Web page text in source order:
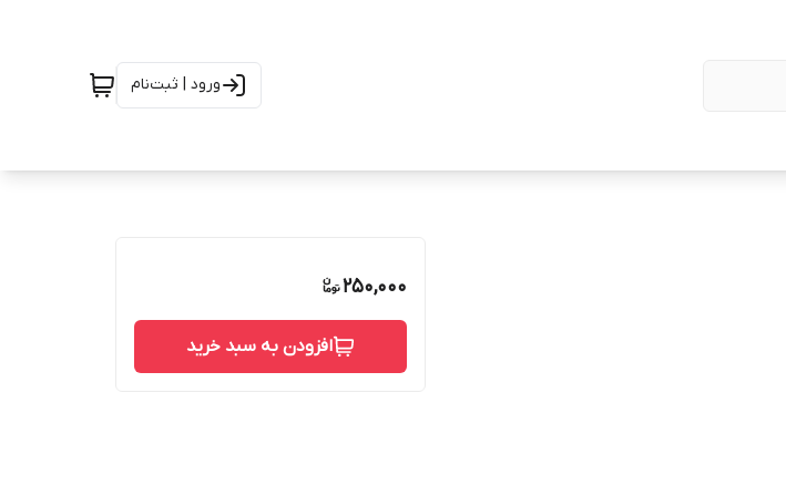
ورود | ثبت‌نام
250,000
افزودن به سبد خرید